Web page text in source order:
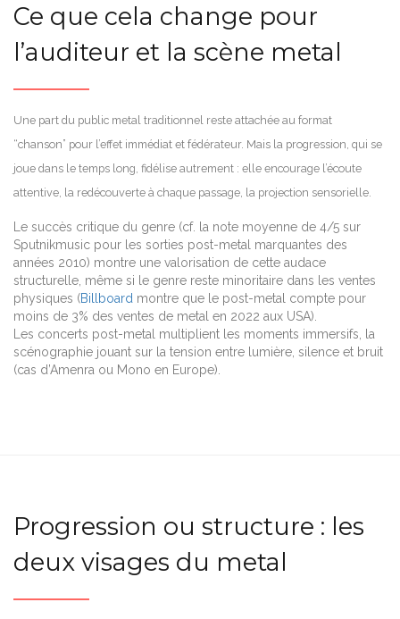
Ce que cela change pour
l’auditeur et la scène metal
Une part du public metal traditionnel reste attachée au format
“chanson” pour l’effet immédiat et fédérateur. Mais la progression, qui se
joue dans le temps long, fidélise autrement : elle encourage l’écoute
attentive, la redécouverte à chaque passage, la projection sensorielle.
Le succès critique du genre (cf. la note moyenne de 4/5 sur
Sputnikmusic pour les sorties post-metal marquantes des
années 2010) montre une valorisation de cette audace
structurelle, même si le genre reste minoritaire dans les ventes
physiques (Billboard montre que le post-metal compte pour
moins de 3% des ventes de metal en 2022 aux USA).
Les concerts post-metal multiplient les moments immersifs, la
scénographie jouant sur la tension entre lumière, silence et bruit
(cas d’Amenra ou Mono en Europe).
Progression ou structure : les
deux visages du metal